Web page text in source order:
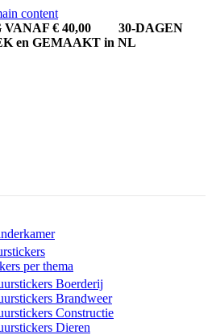
content
VANAF € 40,00
30-DAGEN
en GEMAAKT in NL
per thema
Boerderij
Brandweer
Constructie
Dieren